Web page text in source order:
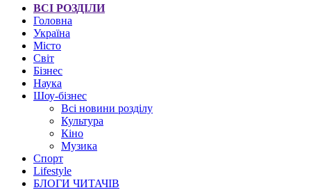
ВСІ РОЗДІЛИ
Головна
Україна
Місто
Світ
Бізнес
Наука
Шоу-бізнес
Всі новини розділу
Культура
Кіно
Музика
Спорт
Lifestyle
БЛОГИ ЧИТАЧІВ